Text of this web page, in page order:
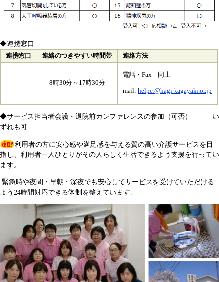
◆連携窓口
連携窓口 連絡のつきやすい時間帯 連絡方法
8時30分～17時30分
電話・Fax 同上
mail:helper@hagi-kagayaki.or.jp
◆サービス担当者会議・退院前カンファレンスの参加（可否） い
ずれも可
利用者の方に安心感や満足感を与える質の高い介護サービスを目
指し、利用者一人ひとりがその人らしく生活できるよう支援を行ってい
ます。
緊急時や夜間・早朝・深夜でも安心してサービスを受けていただける
よう24時間対応できる体制を整えています。